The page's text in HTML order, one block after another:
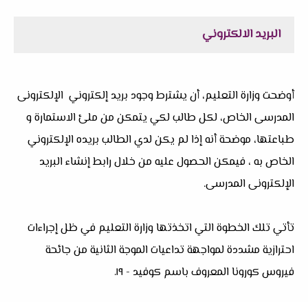
البريد الالكتروني
أوضحت وزارة التعليم، أن يشترط وجود بريد إلكتروني الإلكترونى
المدرسى الخاص، لكل طالب لكي يتمكن من ملئ الاستمارة و
طباعتها، موضحة أنه إذا لم يكن لدي الطالب بريده الإلكتروني
الخاص به ، فيمكن الحصول عليه من خلال رابط إنشاء البريد
الإلكترونى المدرسى.
تأتي تلك الخطوة التي اتخذتها وزارة التعليم في ظل إجراءات
احترازية مشددة لمواجهة تداعيات الموجة الثانية من جائحة
فيروس كورونا المعروف باسم كوفيد - ١٩.